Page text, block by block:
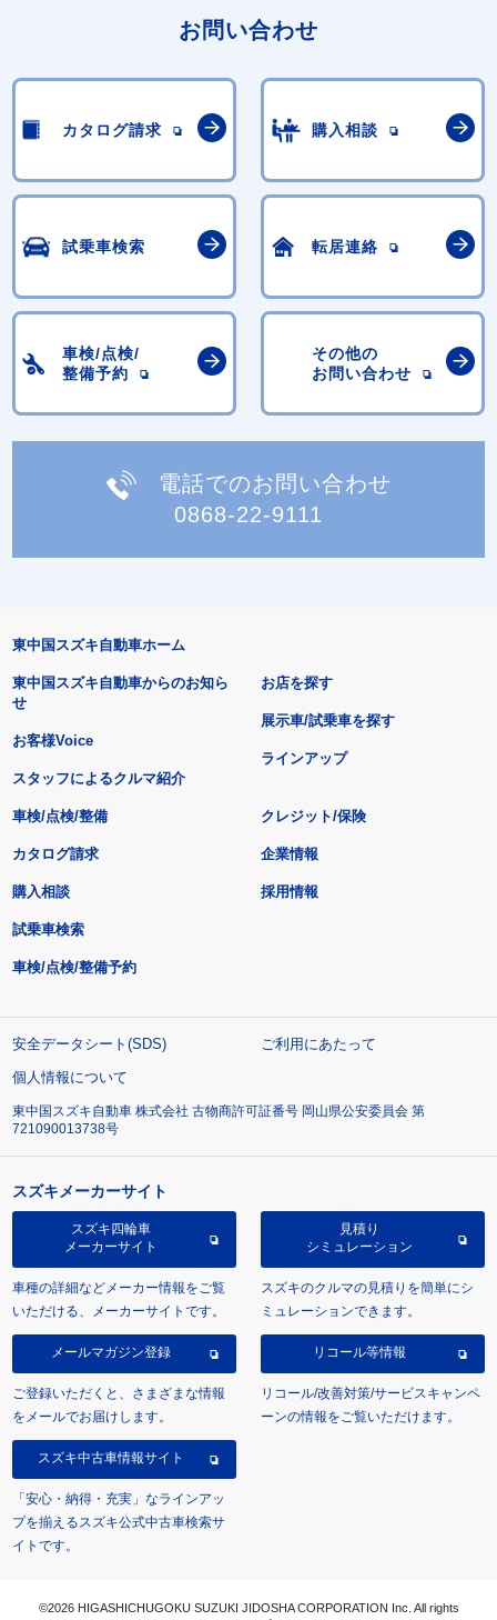
お問い合わせ
カタログ請求 購入相談
試乗車検索 転居連絡
車検/点検/
整備予約
その他の
お問い合わせ
電話でのお問い合わせ
0868-22-9111
東中国スズキ自動車ホーム
東中国スズキ自動車からのお知ら
せ
お客様Voice
スタッフによるクルマ紹介
お店を探す
展示車/試乗車を探す
ラインアップ
車検/点検/整備 クレジット/保険
カタログ請求
購入相談
試乗車検索
車検/点検/整備予約
企業情報
採用情報
安全データシート(SDS)
ご利用にあたって
個人情報について
東中国スズキ自動車 株式会社 古物商許可証番号 岡山県公安委員会 第
721090013738号
スズキメーカーサイト
スズキ四輪車
メーカーサイト
車種の詳細などメーカー情報をご覧
いただける、メーカーサイトです。
見積り
シミュレーション
スズキのクルマの見積りを簡単にシ
ミュレーションできます。
メールマガジン登録
ご登録いただくと、さまざまな情報
をメールでお届けします。
リコール等情報
リコール/改善対策/サービスキャンペ
ーンの情報をご覧いただけます。
スズキ中古車情報サイト
「安心・納得・充実」なラインアッ
プを揃えるスズキ公式中古車検索サ
イトです。
©2026 HIGASHICHUGOKU SUZUKI JIDOSHA CORPORATION Inc. All rights